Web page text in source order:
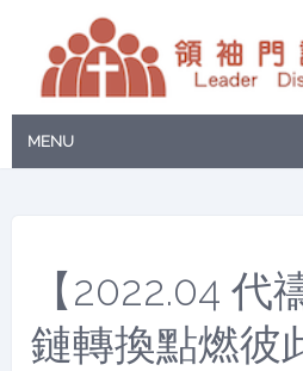
MENU
【2022.04 代
鏈轉換點燃彼